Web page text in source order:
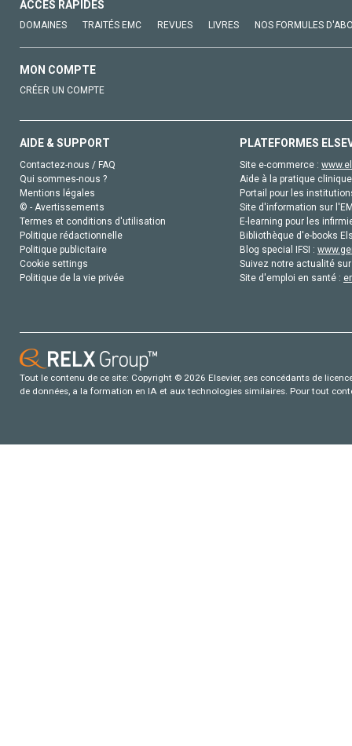
ACCÈS RAPIDES
DOMAINES TRAITÉS EMC REVUES LIVRES NOS FORMULES
MON COMPTE
CRÉER UN COMPTE
AIDE & SUPPORT
Contactez-nous / FAQ
Qui sommes-nous ?
Mentions légales
© - Avertissements
Termes et conditions d'utilisation
Politique rédactionnelle
Politique publicitaire
Cookie settings
Politique de la vie privée
PLATEFORMES
Site e-commerce :
Aide à la pratique
Portail pour les
Site d'information sur
E-learning pour les
Bibliothèque d'e-books
Blog special IFSI :
Suivez notre actualité
Site d'emploi en santé :
Tout le contenu de ce site: Copyright © 2026 Elsevier, ses concédants de
de données, a la formation en IA et aux technologies similaires. Pour tout